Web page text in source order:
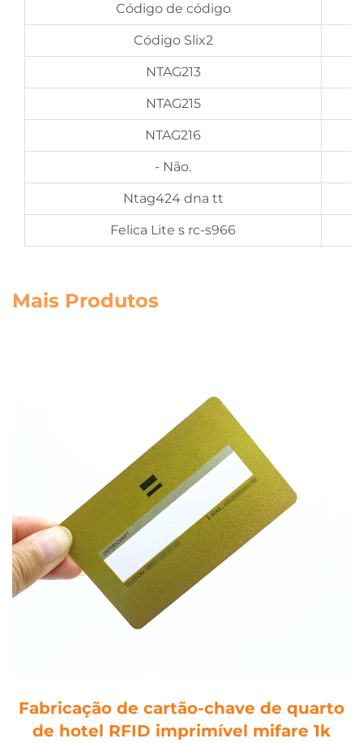
Código de código
Código Slix2
NTAG213
NTAG215
NTAG216
- Não.
Ntag424 dna tt
Felica Lite s rc-s966
Mais Produtos
Fabricação de cartão-chave de quarto
de hotel RFID imprimível mifare 1k